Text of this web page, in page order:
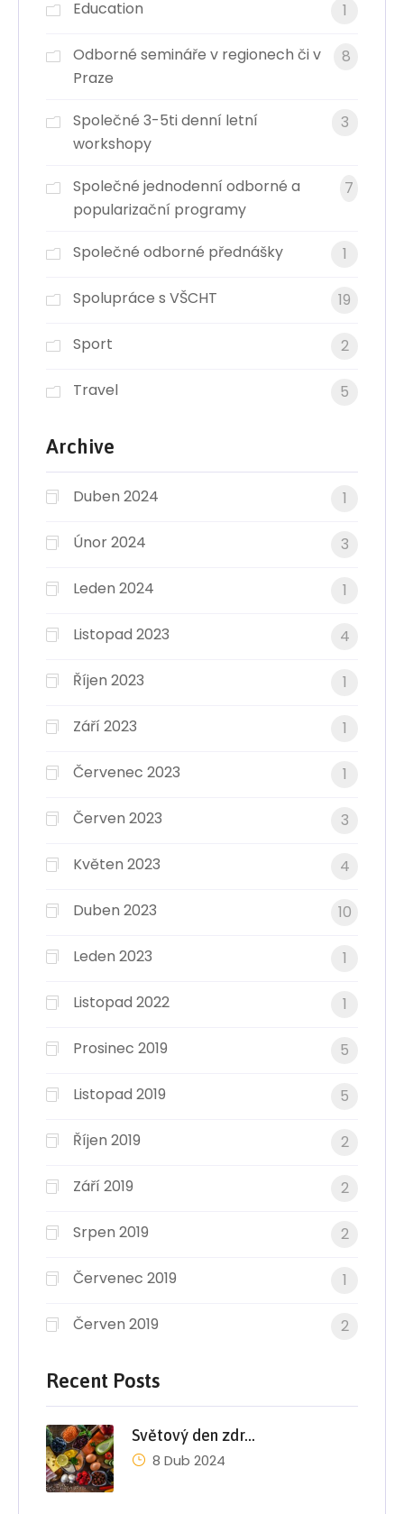
Education 1
Odborné semináře v regionech či v
Praze
8
Společné 3-5ti denní letní
workshopy
3
Společné jednodenní odborné a
popularizační programy
7
Společné odborné přednášky 1
Spolupráce s VŠCHT 19
Sport 2
Travel 5
Archive
Duben 2024 1
Únor 2024 3
Leden 2024 1
Listopad 2023 4
Říjen 2023 1
Září 2023 1
Červenec 2023 1
Červen 2023 3
Květen 2023 4
Duben 2023 10
Leden 2023 1
Listopad 2022 1
Prosinec 2019 5
Listopad 2019 5
Říjen 2019 2
Září 2019 2
Srpen 2019 2
Červenec 2019 1
Červen 2019 2
Recent Posts
Světový den zdr…
8 Dub 2024